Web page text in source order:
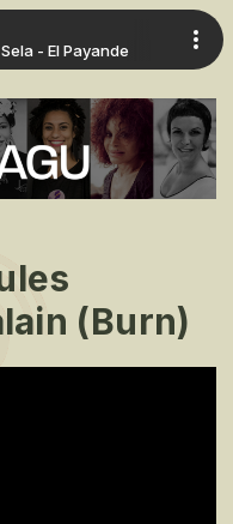
- El Payande
(Burn)